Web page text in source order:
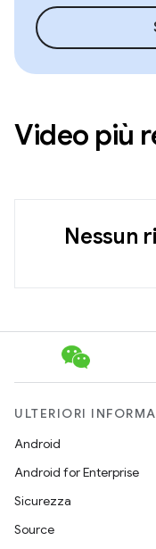
Video più
Nessun
ULTERIORI
Android
Android for Enterprise
Sicurezza
Source